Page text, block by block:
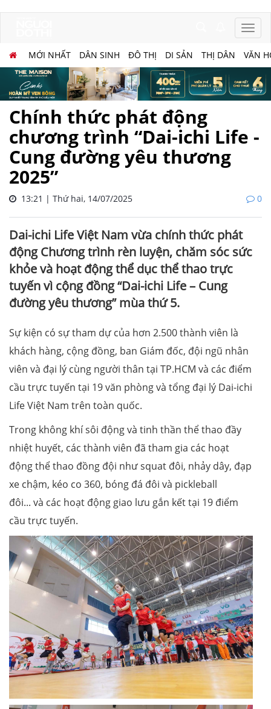
MỚI NHẤT DÂN SINH ĐÔ THỊ DI SẢN THỊ DÂN VĂN
Chính thức phát động
chương trình “Dai-ichi Life -
Cung đường yêu thương
2025”
13:21 | Thứ hai, 14/07/2025 0
Dai-ichi Life Việt Nam vừa chính thức phát
động Chương trình rèn luyện, chăm sóc sức
khỏe và hoạt động thể dục thể thao trực
tuyến vì cộng đồng “Dai-ichi Life – Cung
đường yêu thương” mùa thứ 5.
Sự kiện có sự tham dự của hơn 2.500 thành viên là
khách hàng, cộng đồng, ban Giám đốc, đội ngũ nhân
viên và đại lý cùng người thân tại TP.HCM và các điểm
cầu trực tuyến tại 19 văn phòng và tổng đại lý Dai-ichi
Life Việt Nam trên toàn quốc.
Trong không khí sôi động và tinh thần thể thao đầy
nhiệt huyết, các thành viên đã tham gia các hoạt
động thể thao đồng đội như squat đôi, nhảy dây, đạp
xe chậm, kéo co 360, bóng đá đôi và pickleball
đôi... và các hoạt động giao lưu gắn kết tại 19 điểm
cầu trực tuyến.